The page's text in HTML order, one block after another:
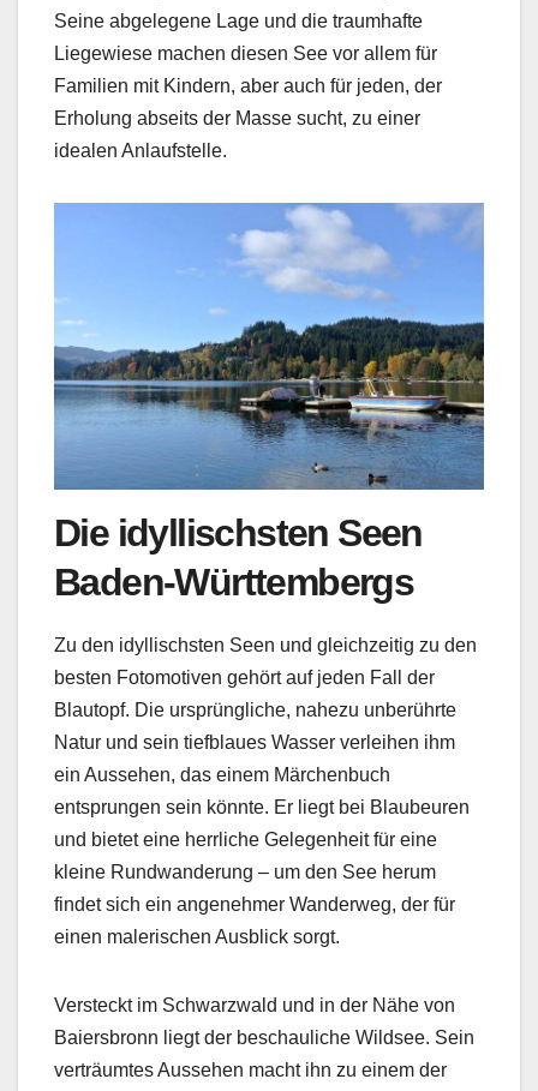
Seine abgelegene Lage und die traumhafte
Liegewiese machen diesen See vor allem für
Familien mit Kindern, aber auch für jeden, der
Erholung abseits der Masse sucht, zu einer
idealen Anlaufstelle.
Die idyllischsten Seen
Baden-Württembergs
Zu den idyllischsten Seen und gleichzeitig zu den
besten Fotomotiven gehört auf jeden Fall der
Blautopf. Die ursprüngliche, nahezu unberührte
Natur und sein tiefblaues Wasser verleihen ihm
ein Aussehen, das einem Märchenbuch
entsprungen sein könnte. Er liegt bei Blaubeuren
und bietet eine herrliche Gelegenheit für eine
kleine Rundwanderung – um den See herum
findet sich ein angenehmer Wanderweg, der für
einen malerischen Ausblick sorgt.
Versteckt im Schwarzwald und in der Nähe von
Baiersbronn liegt der beschauliche Wildsee. Sein
verträumtes Aussehen macht ihn zu einem der